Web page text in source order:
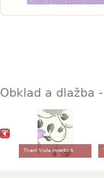
Obklad a dlažba
Tirani Viola Inserto A